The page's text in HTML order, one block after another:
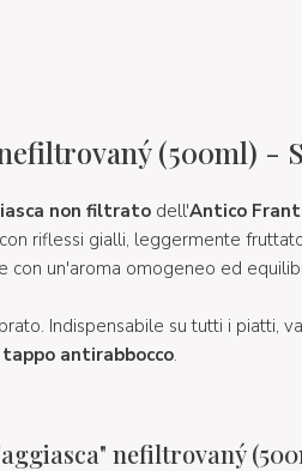
(500ml) -
non filtratodell'Antico
riflessi gialli, leggermente
con un'aroma omogeneo ed
Indispensabile su tutti i piatti,
tappo antirabbocco.
nefiltrovaný